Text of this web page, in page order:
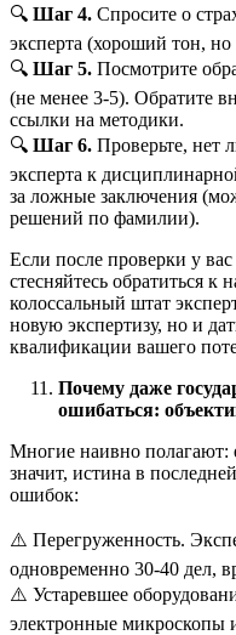
🔍 Шаг 4. Спросите о
эксперта (хороший тон, но
🔍 Шаг 5. Посмотрите
(не менее 3-5). Обратите
ссылки на методики.
🔍 Шаг 6. Проверьте, нет
эксперта к
за ложные заключения
решений по фамилии).
Если после проверки у
стесняйтесь обратиться
колоссальный штат
новую экспертизу, но и
квалификации вашего
Почему даже
ошибаться:
Многие наивно полагают:
значит, истина в
ошибок:
⚠️ Перегруженность.
одновременно 30-40 дел,
⚠️ Устаревшее
электронные микроскопы